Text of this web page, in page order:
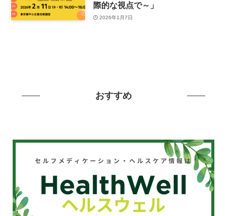
際的な視点で～」
2026年1月7日
おすすめ